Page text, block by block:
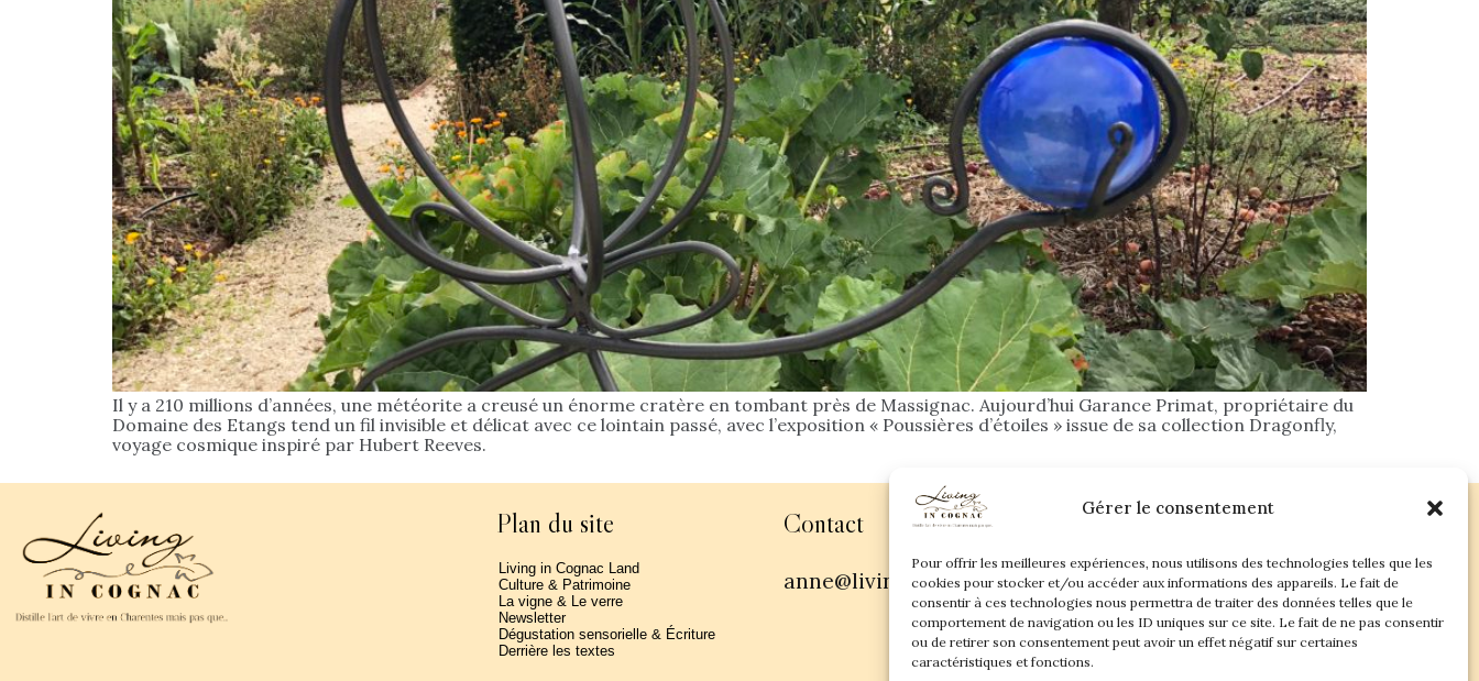
Gérer le consentement
Pour offrir les meilleures expériences, nous utilisons des technologies telles que les
cookies pour stocker et/ou accéder aux informations des appareils. Le fait de
consentir à ces technologies nous permettra de traiter des données telles que le
comportement de navigation ou les ID uniques sur ce site. Le fait de ne pas consentir
ou de retirer son consentement peut avoir un effet négatif sur certaines
caractéristiques et fonctions.
Il y a 210 millions d’années, une météorite a creusé un énorme cratère en tombant près de Massignac. Aujourd’hui Garance Primat, propriétaire du
Domaine des Etangs tend un fil invisible et délicat avec ce lointain passé, avec l’exposition « Poussières d’étoiles » issue de sa collection Dragonfly,
voyage cosmique inspiré par Hubert Reeves.
Plan du site
Living in Cognac Land
Culture & Patrimoine
La vigne & Le verre
Newsletter
Dégustation sensorielle & Écriture
Derrière les textes
Contact
anne@livingincognac.com